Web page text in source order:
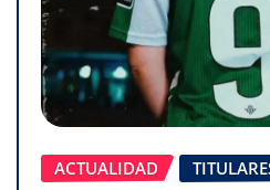
ACTUALIDAD